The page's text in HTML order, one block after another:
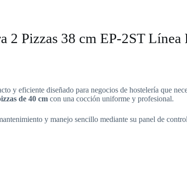
2 Pizzas 38 cm EP-2ST Línea
y eficiente diseñado para negocios de hostelería que
de 40 cm con una cocción uniforme y profesional.
y manejo sencillo mediante su panel de